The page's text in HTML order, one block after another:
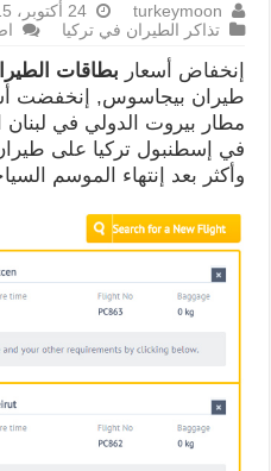
turkeymoon
24 أكتوبر، 2015
تذاكر الطيران في تركيا
إنخفاض أسعار بطاقات
طيران بيجاسوس, إنخفضت
مطار بيروت الدولي في
وأكثر بعد إنتهاء الموسم